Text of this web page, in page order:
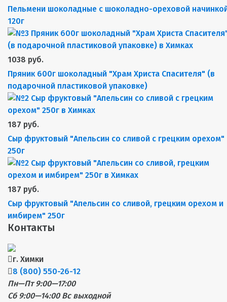
Пельмени шоколадные с шоколадно-ореховой
120г
1038 руб.
Пряник 600г шоколадный "Храм Христа Спасителя" (в
подарочной пластиковой упаковке)
187 руб.
Сыр фруктовый "Апельсин со сливой с грецким орехом"
250г
187 руб.
Сыр фруктовый "Апельсин со сливой, грецким орехом и
имбирем" 250г
Контакты
г. Химки
8 (800) 550-26-12
Пн—Пт 9:00—17:00
Сб 9:00—14:00 Вс выходной